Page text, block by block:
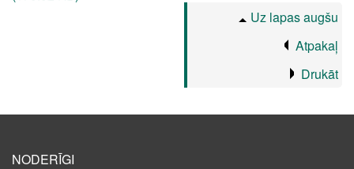
Uz lapas augšu
Atpakaļ
Drukāt
NODERĪGI